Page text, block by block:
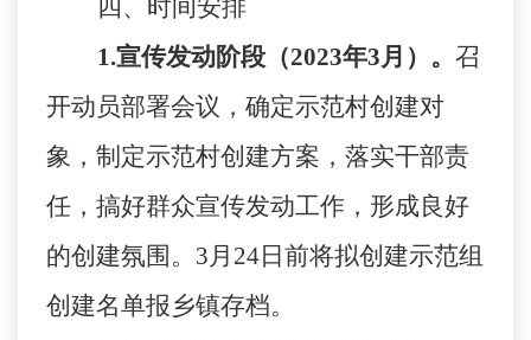
四、时间安排
1.宣传发动阶段（2023年3月 ） 。 召
开动员部署会议，确定示范村创建对
象，制定示范村创建方案，落实干部责
任，搞好群众宣传发动工作，形成良好
的创建氛围。 3月24日前将拟创建示范组
创建名单报 乡镇存档。